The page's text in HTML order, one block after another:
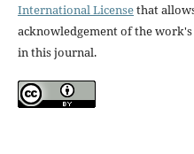
International Licensethat
acknowledgement of the
in this journal.